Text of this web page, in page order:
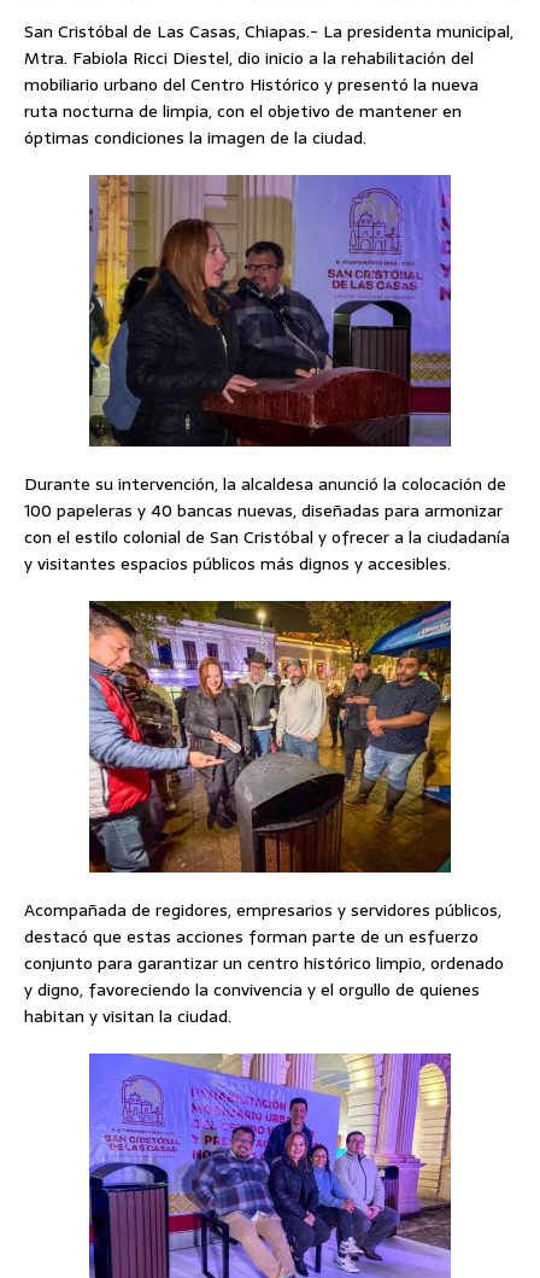
San Cristóbal de Las Casas, Chiapas.- La presidenta municipal,
Mtra. Fabiola Ricci Diestel, dio inicio a la rehabilitación del
mobiliario urbano del Centro Histórico y presentó la nueva
ruta nocturna de limpia, con el objetivo de mantener en
óptimas condiciones la imagen de la ciudad.
Durante su intervención, la alcaldesa anunció la colocación de
100 papeleras y 40 bancas nuevas, diseñadas para armonizar
con el estilo colonial de San Cristóbal y ofrecer a la ciudadanía
y visitantes espacios públicos más dignos y accesibles.
Acompañada de regidores, empresarios y servidores públicos,
destacó que estas acciones forman parte de un esfuerzo
conjunto para garantizar un centro histórico limpio, ordenado
y digno, favoreciendo la convivencia y el orgullo de quienes
habitan y visitan la ciudad.